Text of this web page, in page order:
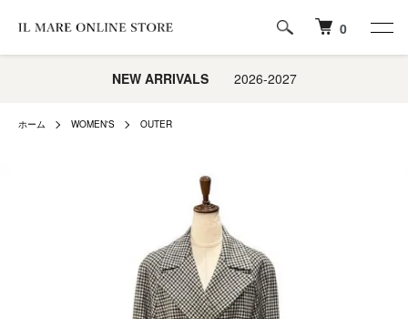
0
NEW ARRIVALS2026-2027
ホーム WOMEN'S OUTER